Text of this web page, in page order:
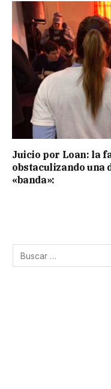
Juicio por Loan: la
obstaculizando una
«banda»: